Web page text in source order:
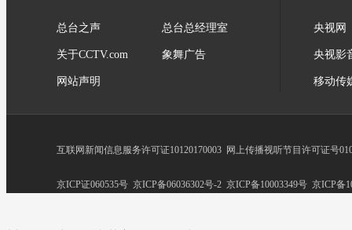
总台之声 总台总经理室
关于CCTV.com 象舞广告
网站声明
央视网
央视影
移动传
互联网新闻信息服务许可证10120170003 网上传播视听节目许可证号
京ICP证060535号 京ICP备06036302号-2 京ICP备10003349号 京ICP备